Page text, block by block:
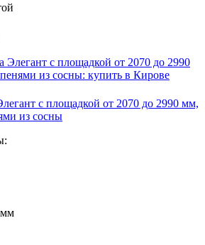
с площадкой от 2070 до 2990 мм,
из сосны
мм